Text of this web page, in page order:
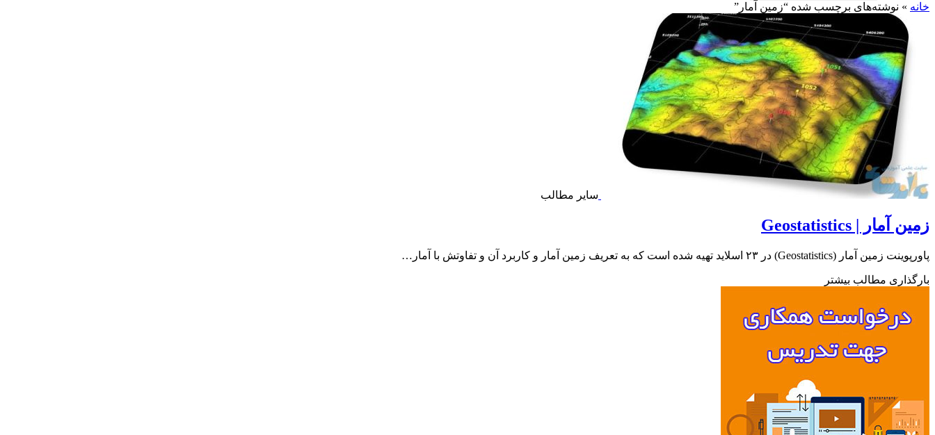
خانه » نوشته‌های برچسب شده “زمین آمار”
سایر مطالب
زمین آمار | Geostatistics
پاورپوینت زمین آمار (Geostatistics) در ۲۳ اسلاید تهیه شده است که به تعریف زمین آمار و کاربرد آن و تفاوتش با آمار…
بارگذاری مطالب بیشتر